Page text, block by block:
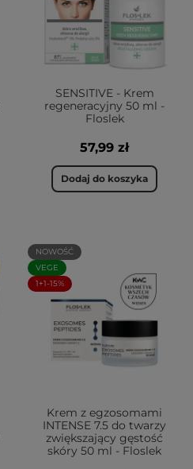
SENSITIVE - Krem
regeneracyjny 50 ml -
Floslek
57,99 zł
Dodaj do koszyka
NOWOŚĆ
VEGE
1+1-15%
Krem z egzosomami
INTENSE 7.5 do twarzy
zwiększający gęstość
skóry 50 ml - Floslek